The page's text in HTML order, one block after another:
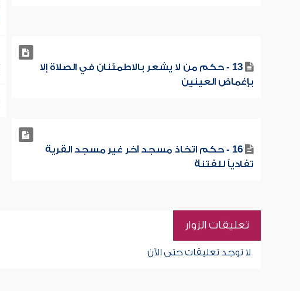
13 - حكم من لا يشعر بالاطمئنان في الصلاة إلا
بإغماض العينين
16 - حكم اتخاذ مسجد آخر غير مسجد القرية
تفادياً للفتنة
تعليقات الزوار
لا توجد تعليقات حتى الآن